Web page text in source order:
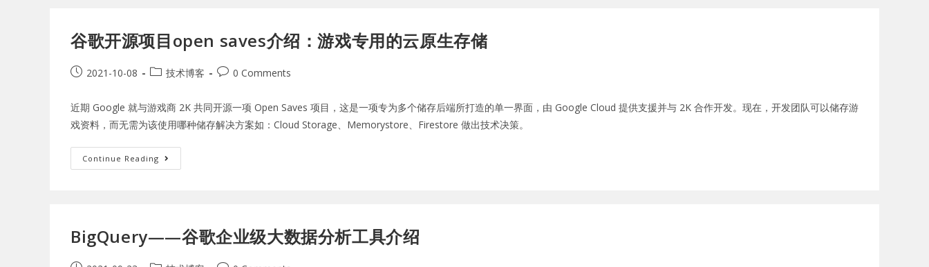
谷歌开源项目open saves介绍：游戏专用的云原生存储
2021-10-08 技术博客 0 Comments
近期 Google 就与游戏商 2K 共同开源一项 Open Saves 项目，这是一项专为多个储存后端所打造的单一界面，由 Google Cloud 提供支援并与 2K 合作开发。现在，开发团队可以储存游
戏资料，而无需为该使用哪种储存解决方案如：Cloud Storage、Memorystore、Firestore 做出技术决策。
Continue Reading
BigQuery——谷歌企业级大数据分析工具介绍